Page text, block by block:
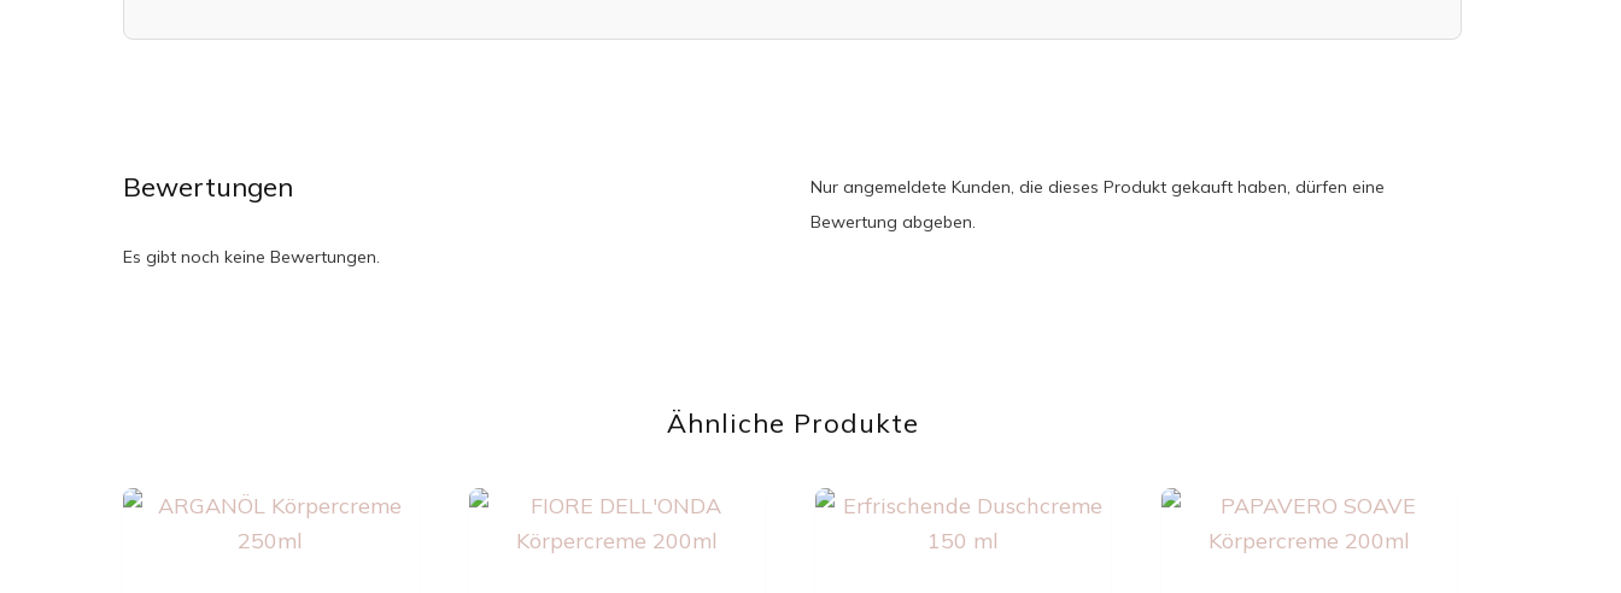
Bewertungen
Es gibt noch keine Bewertungen.
Nur angemeldete Kunden, die dieses Produkt gekauft haben, dürfen eine
Bewertung abgeben.
Ähnliche Produkte